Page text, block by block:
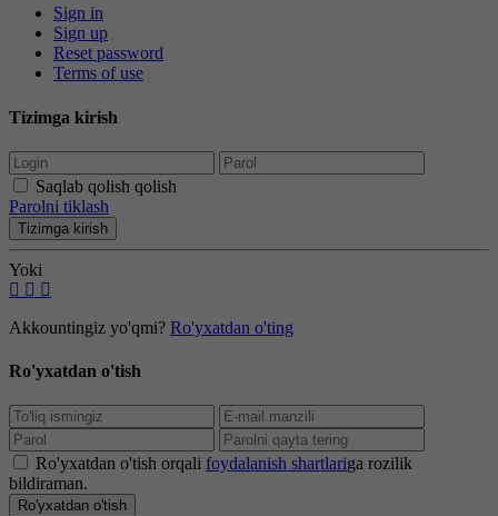
Sign in
Sign up
Reset password
Terms of use
Tizimga kirish
Saqlab qolish qolish
Parolni tiklash
Tizimga kirish
Yoki
Akkountingiz yo'qmi? Ro'yxatdan o'ting
Ro'yxatdan o'tish
Ro'yxatdan o'tish orqali foydalanish shartlariga rozilik
bildiraman.
Ro'yxatdan o'tish